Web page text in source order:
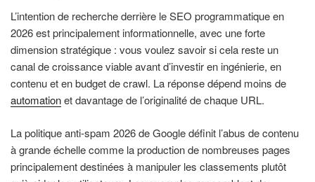
L’intention de recherche derrière le SEO programmatique en
2026 est principalement informationnelle, avec une forte
dimension stratégique : vous voulez savoir si cela reste un
canal de croissance viable avant d’investir en ingénierie, en
contenu et en budget de crawl. La réponse dépend moins de
automationet davantage de l’originalité de chaque URL.
La politique anti-spam 2026 de Google définit l’abus de contenu
à grande échelle comme la production de nombreuses pages
principalement destinées à manipuler les classements plutôt